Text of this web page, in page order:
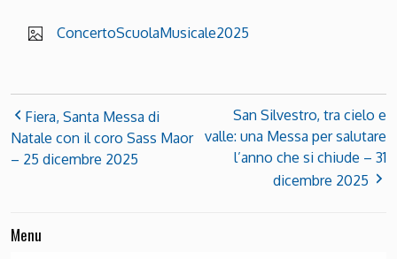
ConcertoScuolaMusicale2025
Fiera, Santa Messa di
Natale con il coro Sass Maor
– 25 dicembre 2025
San Silvestro, tra cielo e
valle: una Messa per salutare
l’anno che si chiude – 31
dicembre 2025
Menu